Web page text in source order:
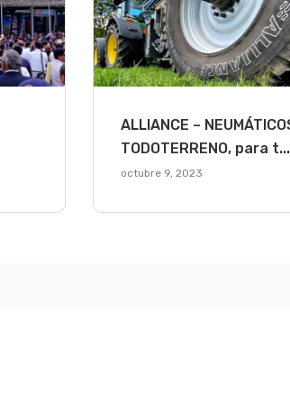
ALLIANCE –
TODOTERRENO, para t...
octubre 9, 2023